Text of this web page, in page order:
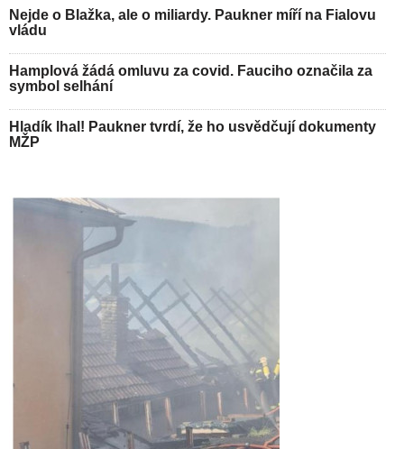
Nejde o Blažka, ale o miliardy. Paukner míří na Fialovu
vládu
Hamplová žádá omluvu za covid. Fauciho označila za
symbol selhání
Hladík lhal! Paukner tvrdí, že ho usvědčují dokumenty
MŽP